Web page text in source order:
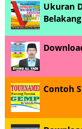
Ukuran
Belakang
Contoh